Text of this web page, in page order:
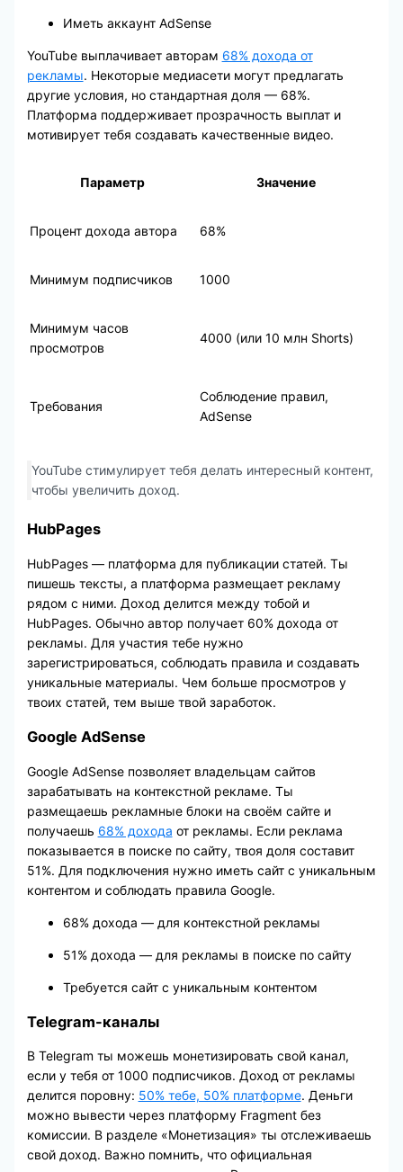
Иметь аккаунт AdSense
YouTube выплачивает авторам 68% дохода от
рекламы. Некоторые медиасети могут предлагать
другие условия, но стандартная доля — 68%.
Платформа поддерживает прозрачность выплат и
мотивирует тебя создавать качественные видео.
Параметр Значение
Процент дохода автора 68%
Минимум подписчиков 1000
Минимум часов
просмотров
4000 (или 10 млн Shorts)
Требования
Соблюдение правил,
AdSense
YouTube стимулирует тебя делать интересный контент,
чтобы увеличить доход.
HubPages
HubPages — платформа для публикации статей. Ты
пишешь тексты, а платформа размещает рекламу
рядом с ними. Доход делится между тобой и
HubPages. Обычно автор получает 60% дохода от
рекламы. Для участия тебе нужно
зарегистрироваться, соблюдать правила и создавать
уникальные материалы. Чем больше просмотров у
твоих статей, тем выше твой заработок.
Google AdSense
Google AdSense позволяет владельцам сайтов
зарабатывать на контекстной рекламе. Ты
размещаешь рекламные блоки на своём сайте и
получаешь 68% дохода от рекламы. Если реклама
показывается в поиске по сайту, твоя доля составит
51%. Для подключения нужно иметь сайт с уникальным
контентом и соблюдать правила Google.
68% дохода — для контекстной рекламы
51% дохода — для рекламы в поиске по сайту
Требуется сайт с уникальным контентом
Telegram-каналы
В Telegram ты можешь монетизировать свой канал,
если у тебя от 1000 подписчиков. Доход от рекламы
делится поровну: 50% тебе, 50% платформе. Деньги
можно вывести через платформу Fragment без
комиссии. В разделе «Монетизация» ты отслеживаешь
свой доход. Важно помнить, что официальная